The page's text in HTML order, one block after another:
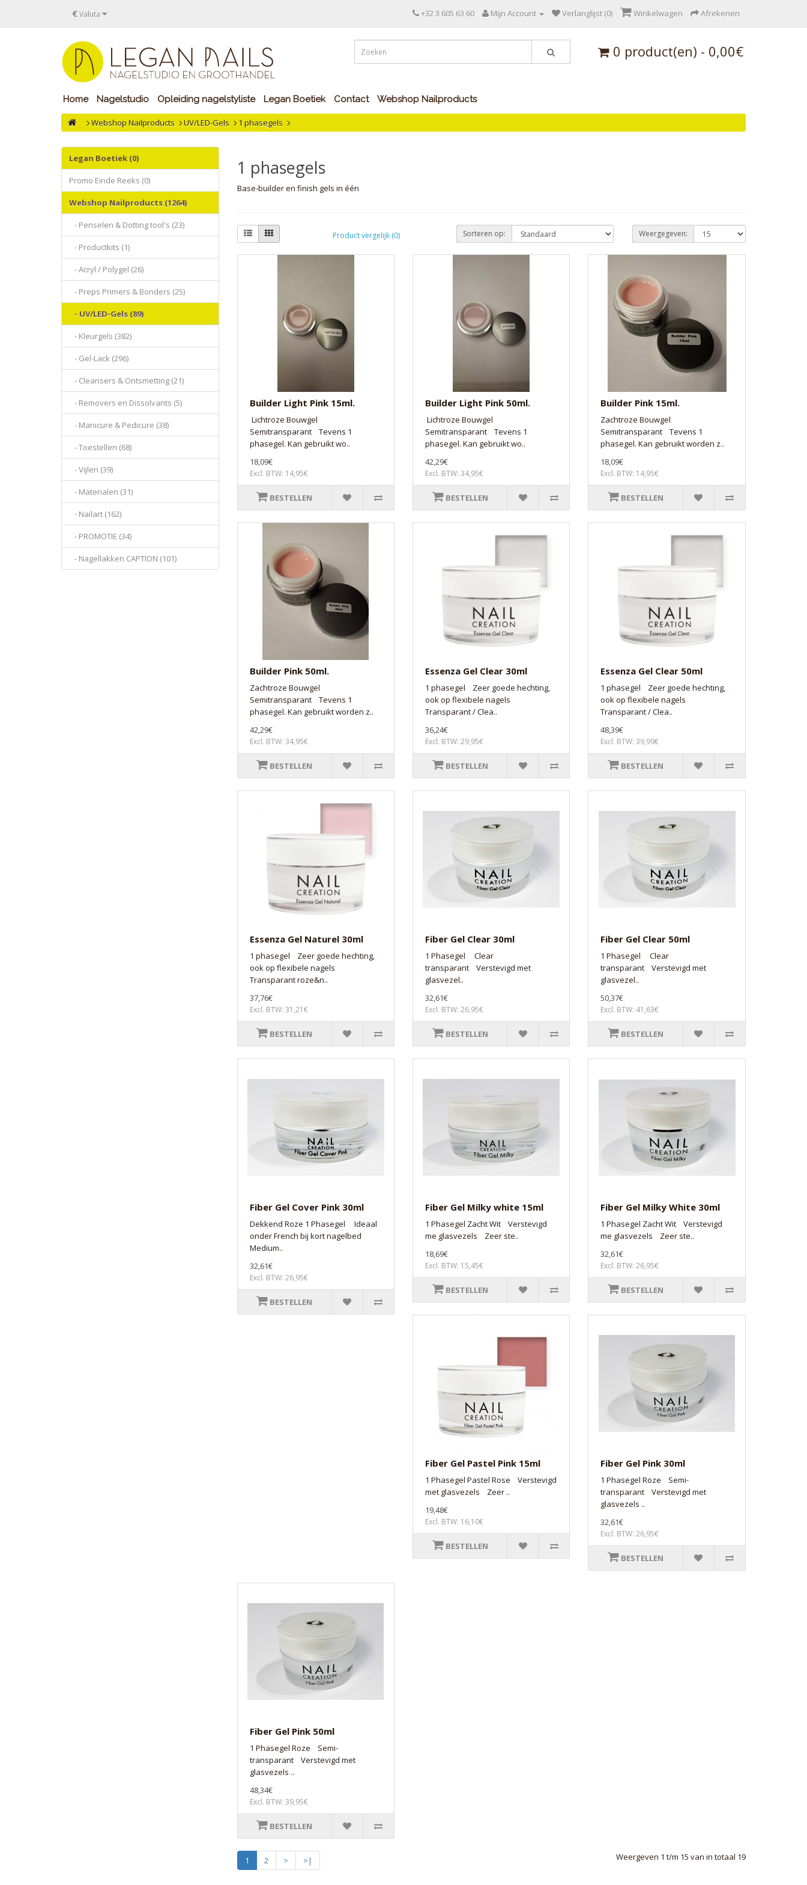
€ Valuta +32 3 605 63 60 Mijn Account Verlanglijst (0) Winkelwagen Afrekenen
0 product(en) - 0,00€
Home Nagelstudio Opleiding nagelstyliste Legan Boetiek Contact Webshop Nailproducts
Webshop Nailproducts UV/LED-Gels 1 phasegels
Legan Boetiek (0)
Promo Einde Reeks (0)
Webshop Nailproducts (1264)
- Penselen & Dotting tool's (23)
- Productkits (1)
- Acryl / Polygel (26)
- Preps Primers & Bonders (25)
- UV/LED-Gels (89)
- Kleurgels (382)
- Gel-Lack (296)
- Cleansers & Ontsmetting (21)
- Removers en Dissolvants (5)
- Manicure & Pedicure (38)
- Toestellen (68)
- Vijlen (39)
- Materialen (31)
- Nailart (162)
- PROMOTIE (34)
- Nagellakken CAPTION (101)
1 phasegels
Base-builder en finish gels in één
Product vergelijk (0) Sorteren op: Weergegeven:
Builder Light Pink 15ml.
Lichtroze Bouwgel
Semitransparant Tevens 1
phasegel. Kan gebruikt wo..
18,09€
Excl. BTW: 14,95€
BESTELLEN
Builder Light Pink 50ml.
Lichtroze Bouwgel
Semitransparant Tevens 1
phasegel. Kan gebruikt wo..
42,29€
Excl. BTW: 34,95€
BESTELLEN
Builder Pink 15ml.
Zachtroze Bouwgel
Semitransparant Tevens 1
phasegel. Kan gebruikt worden z..
18,09€
Excl. BTW: 14,95€
BESTELLEN
Builder Pink 50ml.
Zachtroze Bouwgel
Semitransparant Tevens 1
phasegel. Kan gebruikt worden z..
42,29€
Excl. BTW: 34,95€
BESTELLEN
Essenza Gel Clear 30ml
1 phasegel Zeer goede hechting,
ook op flexibele nagels
Transparant / Clea..
36,24€
Excl. BTW: 29,95€
BESTELLEN
Essenza Gel Clear 50ml
1 phasegel Zeer goede hechting,
ook op flexibele nagels
Transparant / Clea..
48,39€
Excl. BTW: 39,99€
BESTELLEN
Essenza Gel Naturel 30ml
1 phasegel Zeer goede hechting,
ook op flexibele nagels
Transparant roze&n..
37,76€
Excl. BTW: 31,21€
BESTELLEN
Fiber Gel Clear 30ml
1 Phasegel Clear
transparant Verstevigd met
glasvezel..
32,61€
Excl. BTW: 26,95€
BESTELLEN
Fiber Gel Clear 50ml
1 Phasegel Clear
transparant Verstevigd met
glasvezel..
50,37€
Excl. BTW: 41,63€
BESTELLEN
Fiber Gel Cover Pink 30ml
Dekkend Roze 1 Phasegel Ideaal
onder French bij kort nagelbed
Medium..
32,61€
Excl. BTW: 26,95€
BESTELLEN
Fiber Gel Milky white 15ml
1 Phasegel Zacht Wit Verstevigd
me glasvezels Zeer ste..
18,69€
Excl. BTW: 15,45€
BESTELLEN
Fiber Gel Milky White 30ml
1 Phasegel Zacht Wit Verstevigd
me glasvezels Zeer ste..
32,61€
Excl. BTW: 26,95€
BESTELLEN
Fiber Gel Pastel Pink 15ml
1 Phasegel Pastel Rose Verstevigd
met glasvezels Zeer ..
19,48€
Excl. BTW: 16,10€
BESTELLEN
Fiber Gel Pink 30ml
1 Phasegel Roze Semi-
transparant Verstevigd met
glasvezels ..
32,61€
Excl. BTW: 26,95€
BESTELLEN
Fiber Gel Pink 50ml
1 Phasegel Roze Semi-
transparant Verstevigd met
glasvezels ..
48,34€
Excl. BTW: 39,95€
BESTELLEN
1 2 > >| Weergeven 1 t/m 15 van in totaal 19